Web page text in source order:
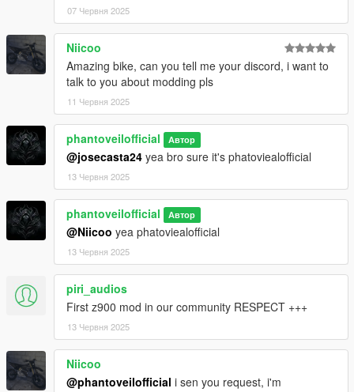
07 Червня 2025
Niicoo
Amazing bike, can you tell me your discord, i want to
talk to you about modding pls
11 Червня 2025
phantoveilofficial Автор
@josecasta24 yea bro sure it's phatoviealofficial
13 Червня 2025
phantoveilofficial Автор
@Niicoo yea phatoviealofficial
13 Червня 2025
piri_audios
First z900 mod in our community RESPECT +++
13 Червня 2025
Niicoo
@phantoveilofficial i sen you request, i'm